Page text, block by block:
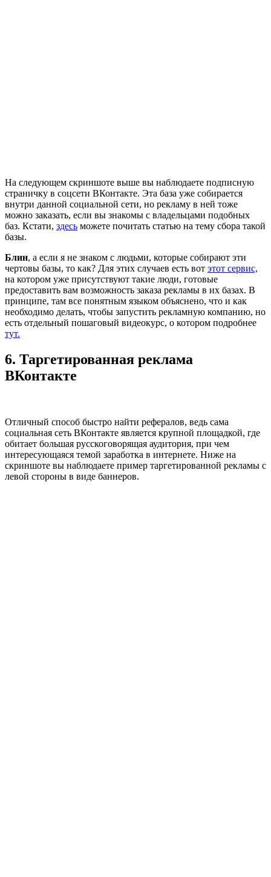
На следующем скриншоте выше вы наблюдаете подписную
страничку в соцсети ВКонтакте. Эта база уже собирается
внутри данной социальной сети, но рекламу в ней тоже
можно заказать, если вы знакомы с владельцами подобных
баз. Кстати, здесь можете почитать статью на тему сбора такой
базы.
Блин, а если я не знаком с людьми, которые собирают эти
чертовы базы, то как? Для этих случаев есть вот этот сервис,
на котором уже присутствуют такие люди, готовые
предоставить вам возможность заказа рекламы в их базах. В
принципе, там все понятным языком объяснено, что и как
необходимо делать, чтобы запустить рекламную компанию, но
есть отдельный пошаговый видеокурс, о котором подробнее
тут.
6. Таргетированная реклама
ВКонтакте
Отличный способ быстро найти рефералов, ведь сама
социальная сеть ВКонтакте является крупной площадкой, где
обитает большая русскоговорящая аудитория, при чем
интересующаяся темой заработка в интернете. Ниже на
скриншоте вы наблюдаете пример таргетированной рекламы с
левой стороны в виде баннеров.